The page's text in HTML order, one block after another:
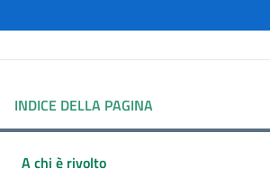
INDICE DELLA PAGINA
A chi è rivolto